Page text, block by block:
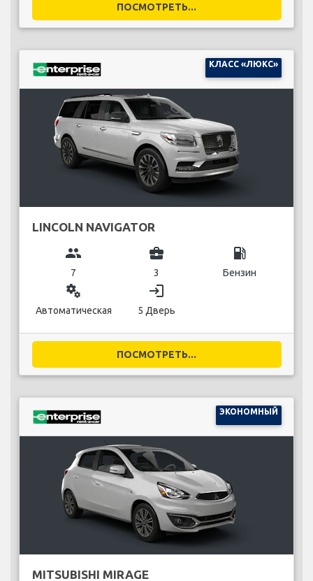
ПОСМОТРЕТЬ...
КЛАСС «ЛЮКС»
LINCOLN NAVIGATOR
group
7
business_center
3
local_gas_station
Бензин
miscellaneous_services
Автоматическая
login
5 Дверь
ПОСМОТРЕТЬ...
ЭКОНОМНЫЙ
MITSUBISHI MIRAGE